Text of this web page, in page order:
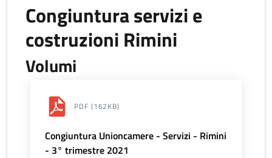
Congiuntura servizi e
costruzioni Rimini
Volumi
PDF (162KB)
Congiuntura Unioncamere - Servizi - Rimini
- 3° trimestre 2021